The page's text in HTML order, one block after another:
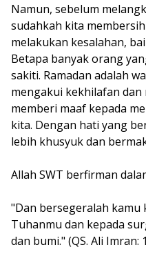
Namun, sebelum
sudahkah kita
melakukan kesalahan,
Betapa banyak orang
sakiti. Ramadan adalah
mengakui kekhilafan
memberi maaf kepada
kita. Dengan hati yang
lebih khusyuk dan
Allah SWT berfirman
"Dan bersegeralah kamu
Tuhanmu dan kepada
dan bumi." (QS. Ali Imran: